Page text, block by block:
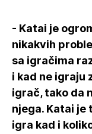
- Katai je
nikakvih
sa igračima
i kad ne igraju
igrač, tako da
njega. Katai je
igra kad i